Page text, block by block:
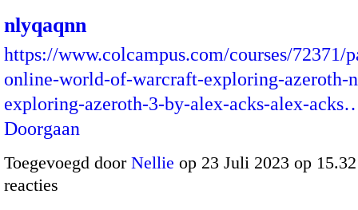
nlyqaqnn
https://www.colcampus.com/courses/72371/
online-world-of-warcraft-exploring-azeroth-
exploring-azeroth-3-by-alex-acks-alex-
Doorgaan
Toegevoegd door Nellie op 23 Juli 2023 op
reacties